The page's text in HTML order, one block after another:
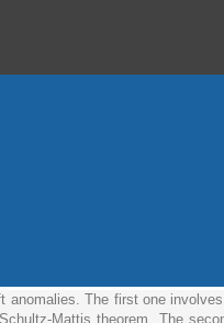
anomalies. The first one
Mattis theorem. The